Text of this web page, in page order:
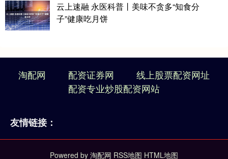
云上速融 永医科普丨美味不贪多“知食分
子”健康吃月饼
淘配网 配资证券网
线上股票配资网址
配资专业炒股配资网站
友情链接：
Powered by 淘配网 RSS地图 HTML地图